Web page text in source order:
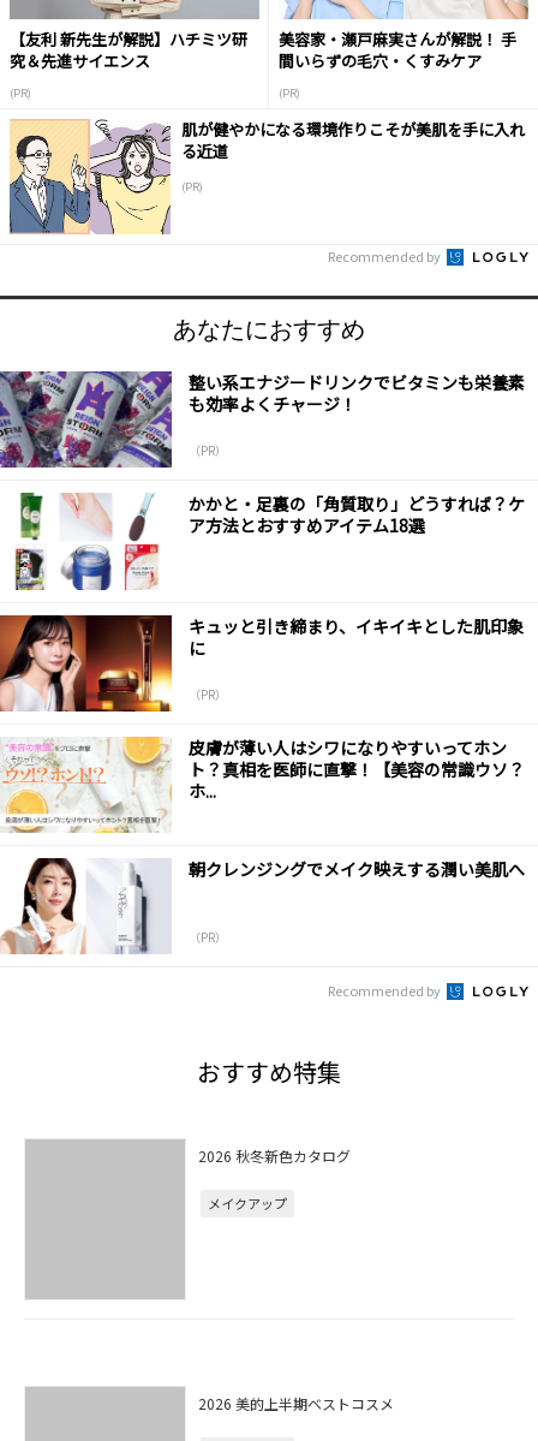
【友利 新先生が解説】ハチミツ研
究＆先進サイエンス
(PR)
美容家・瀬戸麻実さんが解説！ 手
間いらずの毛穴・くすみケア
(PR)
肌が健やかになる環境作りこそが美肌を手に入れ
る近道
(PR)
Recommended by
あなたにおすすめ
整い系エナジードリンクでビタミンも栄養素
も効率よくチャージ！
（PR）
かかと・足裏の「角質取り」どうすれば？ケ
ア方法とおすすめアイテム18選
キュッと引き締まり、イキイキとした肌印象
に
（PR）
皮膚が薄い人はシワになりやすいってホン
ト？真相を医師に直撃！【美容の常識ウソ？
ホ...
朝クレンジングでメイク映えする潤い美肌へ
（PR）
Recommended by
おすすめ特集
2026 秋冬新色カタログ
メイクアップ
2026 美的上半期ベストコスメ